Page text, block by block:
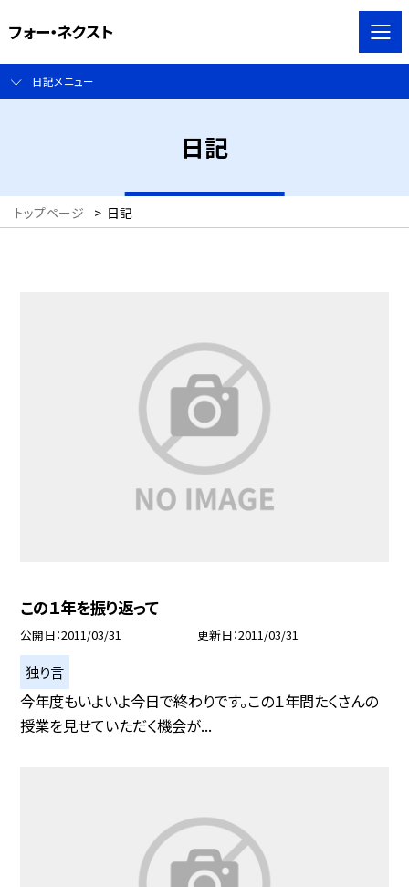
フォー・ネクスト
日記メニュー
日記
トップページ > 日記
この１年を振り返って
公開日 2011/03/31 更新日 2011/03/31
独り言
今年度もいよいよ今日で終わりです。この１年間たくさんの
授業を見せていただく機会が...